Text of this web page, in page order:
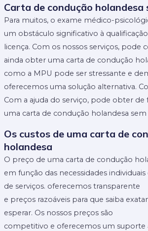
Carta de condução holandesa
Para muitos, o exame médico-
um obstáculo significativo à
licença. Com os nossos serviços, pode
ainda obter uma carta de condução
como a MPU pode ser stressante e
oferecemos uma solução alternativa.
Com a ajuda do serviço, pode obter de
uma carta de condução holandesa
Os custos de uma carta de
holandesa
O preço de uma carta de condução
em função das necessidades
de serviços. oferecemos transparente
e preços razoáveis ​​para que saiba
esperar. Os nossos preços são
competitivo e oferecemos um suporte